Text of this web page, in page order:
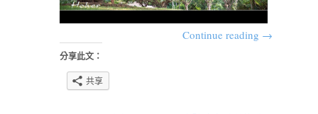
Continue reading →
分享此文：
共享